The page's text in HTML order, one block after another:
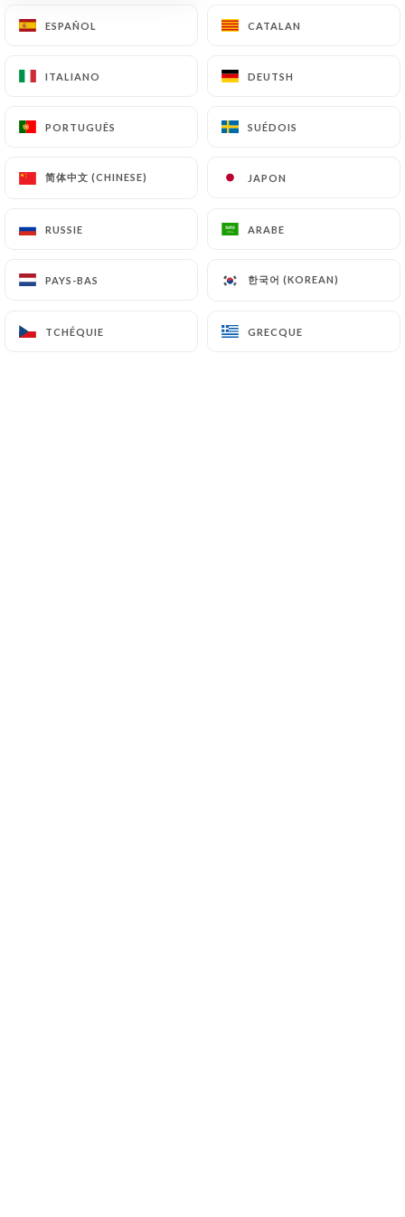
MENU
ESPAÑOL CATALAN
ITALIANO DEUTSH
PORTUGUÊS SUÉDOIS
简体中文 (CHINESE) JAPON
RUSSIE ARABE
PAYS-BAS 한국어 (KOREAN)
TCHÉQUIE GRECQUE
ESPAÑOL CATALAN
ITALIANO DEUTSH
PORTUGUÊS SUÉDOIS
简体中文 (CHINESE) JAPON
RUSSIE ARABE
PAYS-BAS 한국어 (KOREAN)
TCHÉQUIE GRECQUE